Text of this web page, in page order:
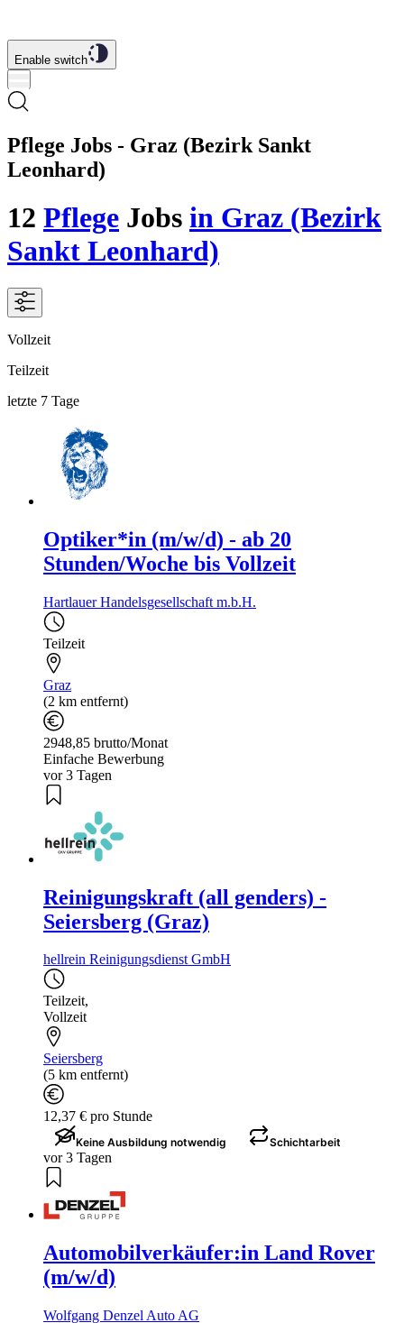
Enable switch
Pflege Jobs - Graz (Bezirk Sankt
Leonhard)
12 Pflege Jobs in Graz (Bezirk
Sankt Leonhard)
Vollzeit
Teilzeit
letzte 7 Tage
Optiker*in (m/w/d) - ab 20
Stunden/Woche bis Vollzeit
Hartlauer Handelsgesellschaft m.b.H.
Teilzeit
Graz
(2 km entfernt)
2948,85 brutto/Monat
Einfache Bewerbung
vor 3 Tagen
Reinigungskraft (all genders) -
Seiersberg (Graz)
hellrein Reinigungsdienst GmbH
Teilzeit,
Vollzeit
Seiersberg
(5 km entfernt)
12,37 € pro Stunde
Keine Ausbildung notwendig Schichtarbeit
vor 3 Tagen
Automobilverkäufer:in Land Rover
(m/w/d)
Wolfgang Denzel Auto AG